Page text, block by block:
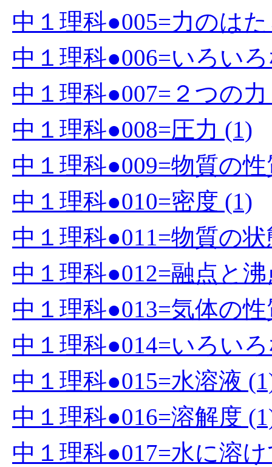
中１理科●005=力のは
中１理科●006=いろい
中１理科●007=２つの力
中１理科●008=圧力 (1)
中１理科●009=物質の性
中１理科●010=密度 (1)
中１理科●011=物質の
中１理科●012=融点と沸
中１理科●013=気体の性
中１理科●014=いろい
中１理科●015=水溶液
中１理科●016=溶解度
中１理科●017=水に溶